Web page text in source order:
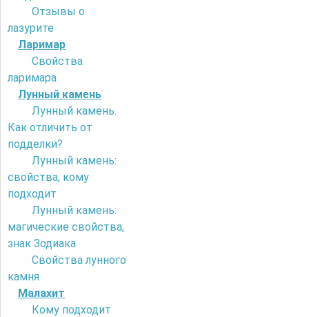
Отзывы о
лазурите
Ларимар
Свойства
ларимара
Лунный камень
Лунный камень.
Как отличить от
подделки?
Лунный камень:
свойства, кому
подходит
Лунный камень:
магические свойства,
знак Зодиака
Свойства лунного
камня
Малахит
Кому подходит